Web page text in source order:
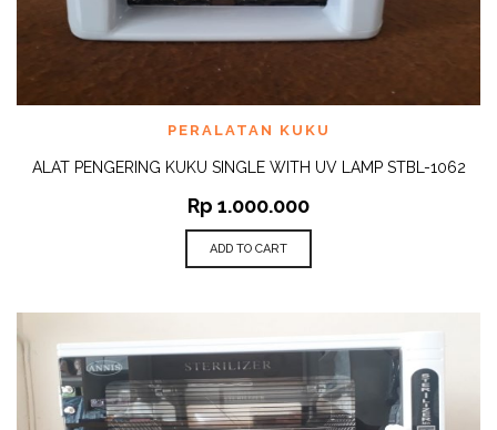
PERALATAN KUKU
ALAT PENGERING KUKU SINGLE WITH UV LAMP STBL-1062
Rp 1.000.000
ADD TO CART